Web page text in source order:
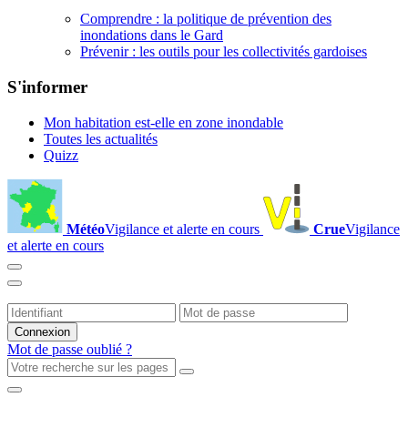
Comprendre : la politique de prévention des
inondations dans le Gard
Prévenir : les outils pour les collectivités gardoises
S'informer
Mon habitation est-elle en zone inondable
Toutes les actualités
Quizz
MétéoVigilance et alerte en cours CrueVigilance
et alerte en cours
Mot de passe oublié ?